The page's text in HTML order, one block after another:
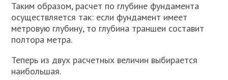
Таким образом, расчет по глубине фундамента
осуществляется так: если фундамент имеет
метровую глубину, то глубина траншеи составит
полтора метра.
Теперь из двух расчетных величин выбирается
наибольшая.